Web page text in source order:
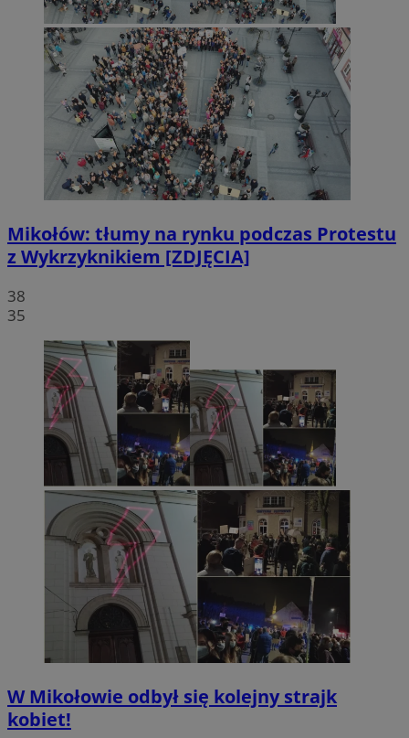
Mikołów: tłumy na rynku podczas Protestu
z Wykrzyknikiem [ZDJĘCIA]
38
35
W Mikołowie odbył się kolejny strajk
kobiet!